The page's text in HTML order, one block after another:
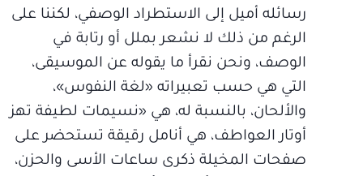
رسائله أميل إلى الاستطراد الوصفي، لكننا على
الرغم من ذلك لا نشعر بملل أو رتابة في
الوصف، ونحن نقرأ ما يقوله عن الموسيقى،
التي هي حسب تعبيراته «لغة النفوس»،
والألحان، بالنسبة له، هي «نسيمات لطيفة تهز
أوتار العواطف، هي أنامل رقيقة تستحضر على
صفحات المخيلة ذكرى ساعات الأسى والحزن،